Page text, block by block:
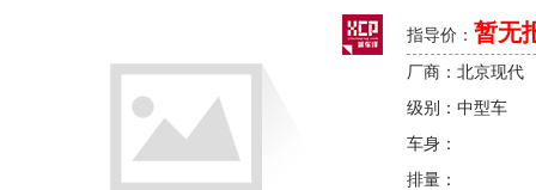
指导价： 暂无
厂商：北京现代
级别：中型车
车身：
排量：